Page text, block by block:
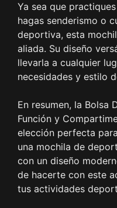
Ya sea que
hagas senderismo o
deportiva, esta
aliada. Su diseño
llevarla a cualquier
necesidades y estilo
En resumen, la Bolsa
Función y
elección perfecta
una mochila de
con un diseño
de hacerte con este
tus actividades